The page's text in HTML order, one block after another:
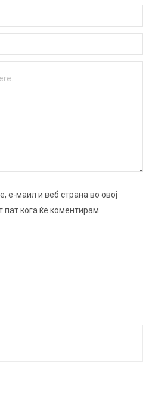
е-маил и веб страна во овој
пат кога ќе коментирам.